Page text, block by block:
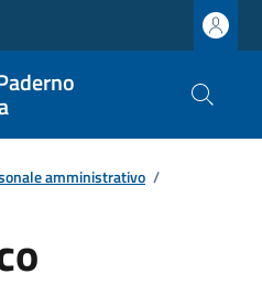
amministrativo /